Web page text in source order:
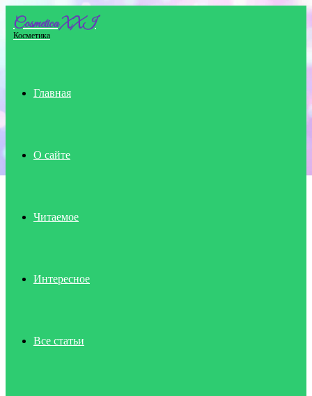
Menu
Cosmetica XXI
Косметика
Главная
О сайте
Читаемое
Интересное
Все статьи